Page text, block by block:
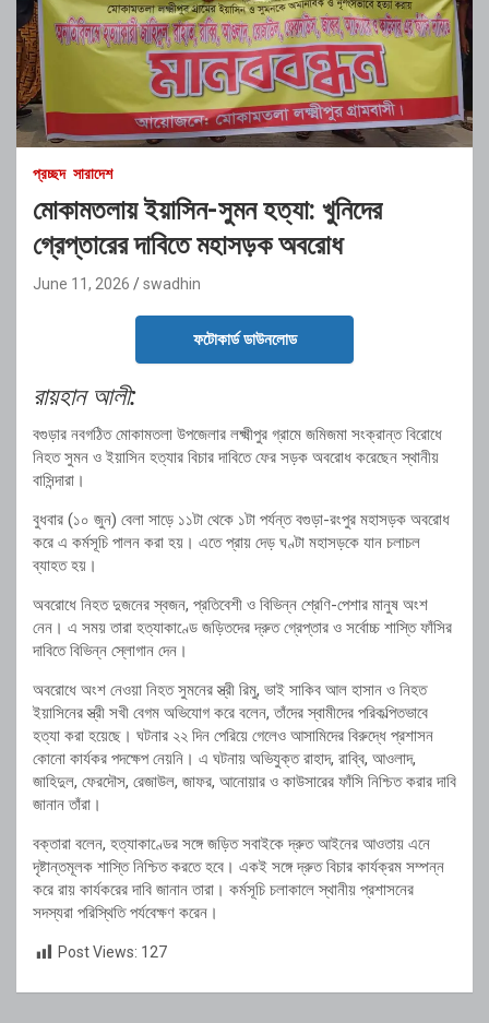
প্রচ্ছদ সারাদেশ
মোকামতলায় ইয়াসিন-সুমন হত্যা: খুনিদের
গ্রেপ্তারের দাবিতে মহাসড়ক অবরোধ
June 11, 2026 swadhin
ফটোকার্ড ডাউনলোড
রায়হান আলী:
বগুড়ার নবগঠিত মোকামতলা উপজেলার লক্ষ্মীপুর গ্রামে জমিজমা সংক্রান্ত বিরোধে
নিহত সুমন ও ইয়াসিন হত্যার বিচার দাবিতে ফের সড়ক অবরোধ করেছেন স্থানীয়
বাসিন্দারা।
বুধবার (১০ জুন) বেলা সাড়ে ১১টা থেকে ১টা পর্যন্ত বগুড়া-রংপুর মহাসড়ক অবরোধ
করে এ কর্মসূচি পালন করা হয়। এতে প্রায় দেড় ঘণ্টা মহাসড়কে যান চলাচল
ব্যাহত হয়।
অবরোধে নিহত দুজনের স্বজন, প্রতিবেশী ও বিভিন্ন শ্রেণি-পেশার মানুষ অংশ
নেন। এ সময় তারা হত্যাকাণ্ডে জড়িতদের দ্রুত গ্রেপ্তার ও সর্বোচ্চ শাস্তি ফাঁসির
দাবিতে বিভিন্ন স্লোগান দেন।
অবরোধে অংশ নেওয়া নিহত সুমনের স্ত্রী রিমু, ভাই সাকিব আল হাসান ও নিহত
ইয়াসিনের স্ত্রী সখী বেগম অভিযোগ করে বলেন, তাঁদের স্বামীদের পরিকল্পিতভাবে
হত্যা করা হয়েছে। ঘটনার ২২ দিন পেরিয়ে গেলেও আসামিদের বিরুদ্ধে প্রশাসন
কোনো কার্যকর পদক্ষেপ নেয়নি। এ ঘটনায় অভিযুক্ত রাহাদ, রাব্বি, আওলাদ,
জাহিদুল, ফেরদৌস, রেজাউল, জাফর, আনোয়ার ও কাউসারের ফাঁসি নিশ্চিত করার দাবি
জানান তাঁরা।
বক্তারা বলেন, হত্যাকাণ্ডের সঙ্গে জড়িত সবাইকে দ্রুত আইনের আওতায় এনে
দৃষ্টান্তমূলক শাস্তি নিশ্চিত করতে হবে। একই সঙ্গে দ্রুত বিচার কার্যক্রম সম্পন্ন
করে রায় কার্যকরের দাবি জানান তারা। কর্মসূচি চলাকালে স্থানীয় প্রশাসনের
সদস্যরা পরিস্থিতি পর্যবেক্ষণ করেন।
Post Views: 127